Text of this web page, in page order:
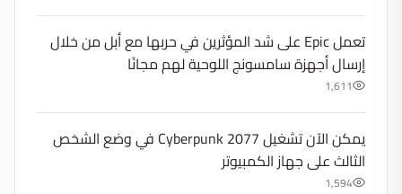
تعمل Epic على شد المؤثرين في حربها مع أبل من خلال
إرسال أجهزة سامسونج اللوحية لهم مجانًا
1,611
يمكن الآن تشغيل Cyberpunk 2077 في وضع الشخص
الثالث على جهاز الكمبيوتر
1,594